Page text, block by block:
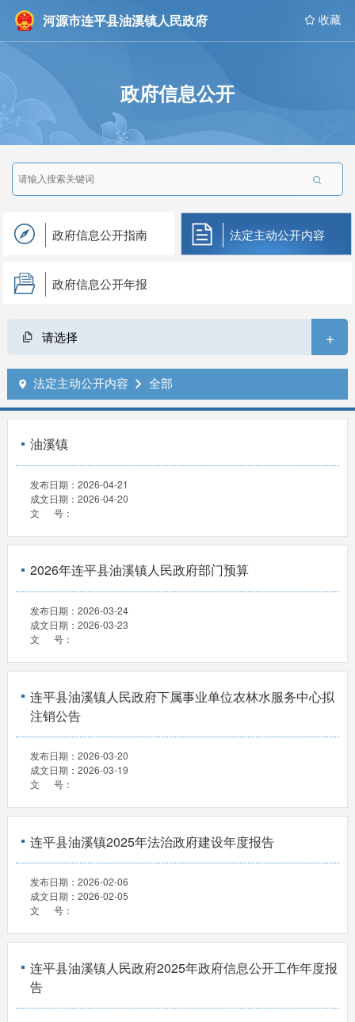
河源市连平县油溪镇人民政府  收藏
政府信息公开

政府信息公开指南 法定主动公开内容
政府信息公开年报
请选择 +
 法定主动公开内容  全部
油溪镇
发布日期： 2026-04-21
成文日期： 2026-04-20
文 号：
2026年连平县油溪镇人民政府部门预算
发布日期： 2026-03-24
成文日期： 2026-03-23
文 号：
连平县油溪镇人民政府下属事业单位农林水服务中心拟
注销公告
发布日期： 2026-03-20
成文日期： 2026-03-19
文 号：
连平县油溪镇2025年法治政府建设年度报告
发布日期： 2026-02-06
成文日期： 2026-02-05
文 号：
连平县油溪镇人民政府2025年政府信息公开工作年度报
告